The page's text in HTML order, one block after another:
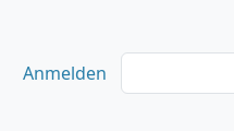
Anmelden